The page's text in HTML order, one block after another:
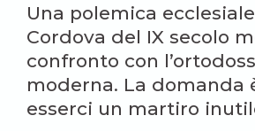
Una polemica
Cordova del IX secolo
confronto con
moderna. La domanda
esserci un martiro